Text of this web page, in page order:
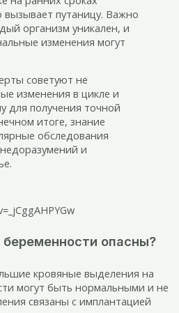
вызывает путаницу. Важно
организм уникален, и
изменения могут
советуют не
изменения в цикле и
для получения точной
итоге, знание
обследования
и
опасны?
кровяные выделения на
могут быть нормальными и не
связаны с имплантацией